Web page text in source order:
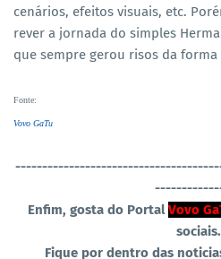
cenários, efeitos visuais, etc.
rever a jornada do simples
que sempre gerou risos da
Fonte:
Vovo GaTu
----------------------------------
Enfim, gosta do PortalVovo
sociais.
Fique por dentro das